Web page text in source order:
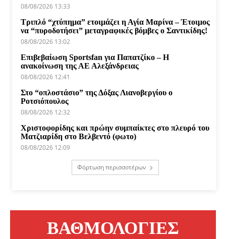
08/08/2026 13:33
Τριπλό “χτύπημα” ετοιμάζει η Αγία Μαρίνα – Έτοιμος
να “πυροδοτήσει” μεταγραφικές βόμβες ο Σαντικίδης!
08/08/2026 13:02
Επιβεβαίωση Sportsfan για Παπατζίκο – Η
ανακοίνωση της ΑΕ Αλεξάνδρειας
08/08/2026 12:41
Στο “οπλοστάσιο” της Δόξας Λιανοβεργίου ο
Ροτσιόπουλος
08/08/2026 12:32
Χριστοφορίδης και πρώην συμπαίκτες στο πλευρό του
Ματζιαρίδη στο Βελβεντό (φωτο)
08/08/2026 12:09
Φόρτωση περισσοτέρων
ΒΑΘΜΟΛΟΓΙΕΣ